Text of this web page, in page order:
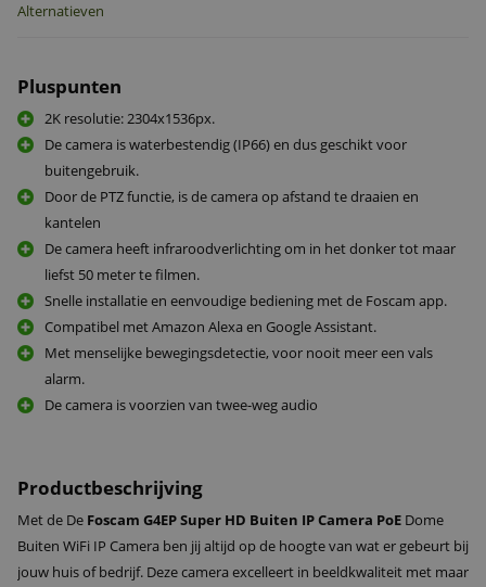
Alternatieven
Pluspunten
2K resolutie: 2304x1536px.
De camera is waterbestendig (IP66) en dus geschikt voor
buitengebruik.
Door de PTZ functie, is de camera op afstand te draaien en
kantelen
De camera heeft infraroodverlichting om in het donker tot maar
liefst 50 meter te filmen.
Snelle installatie en eenvoudige bediening met de Foscam app.
Compatibel met Amazon Alexa en Google Assistant.
Met menselijke bewegingsdetectie, voor nooit meer een vals
alarm.
De camera is voorzien van twee-weg audio
Productbeschrijving
Met de De Foscam G4EP Super HD Buiten IP Camera PoE Dome
Buiten WiFi IP Camera ben jij altijd op de hoogte van wat er gebeurt bij
jouw huis of bedrijf. Deze camera excelleert in beeldkwaliteit met maar